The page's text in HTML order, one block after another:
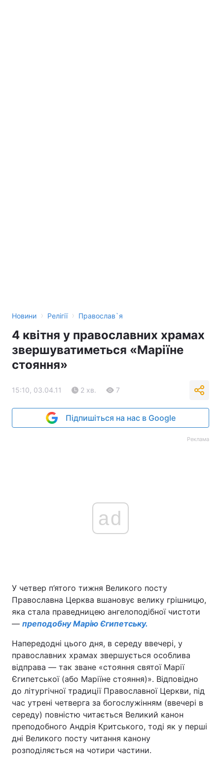
Новини › Релігії › Православ`я
4 квітня у православних храмах
звершуватиметься «Маріїне
стояння»
15:10, 03.04.11 2 хв. 7
Підпишіться на нас в Google
Реклама
ad
У четвер п’ятого тижня Великого посту
Православна Церква вшановує велику грішницю,
яка стала праведницею ангелоподібної чистоти
— преподобну Марію Єгипетську.
Напередодні цього дня, в середу ввечері, у
православних храмах звершується особлива
відправа — так зване «стояння святої Марії
Єгипетської (або Маріїне стояння)». Відповідно
до літургічної традиції Православної Церкви, під
час утрені четверга за богослужінням (ввечері в
середу) повністю читається Великий канон
преподобного Андрія Критського, тоді як у перші
дні Великого посту читання канону
розподіляється на чотири частини.